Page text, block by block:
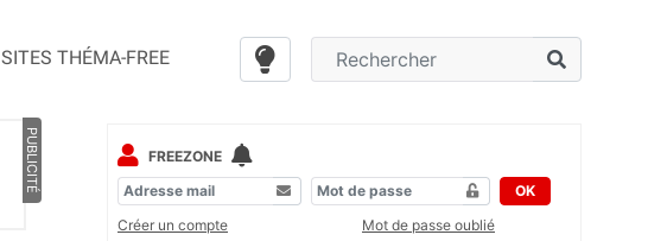
SITES THÉMA-FREE
PUBLICITÉ
FREEZONE
OK
Créer un compte
Mot de passe oublié